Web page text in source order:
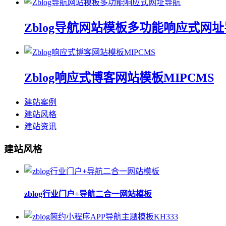
Zblog导航网站模板多功能响应式网
Zblog响应式博客网站模板MIPCMS
建站案例
建站风格
建站资讯
建站风格
zblog行业门户+导航二合一网站模板